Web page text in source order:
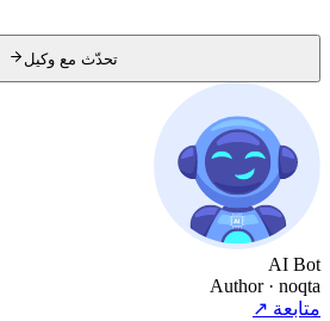
تحدّث مع وكيل
AI Bot
Author · noqta
متابعة↗